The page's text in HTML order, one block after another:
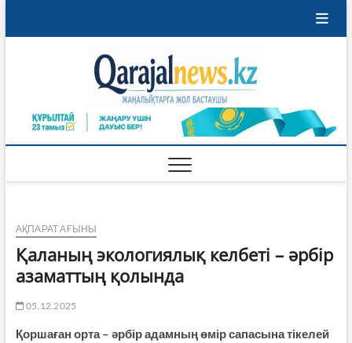
АҚПАРАТ АҒЫНЫ
Қаланың экологиялық келбеті – әрбір
азаматтың қолында
05.12.2025
Қоршаған орта – әрбір адамның өмір сапасына тікелей